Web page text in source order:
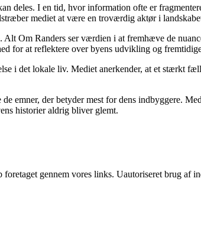
deles. I en tid, hvor information ofte er
mediet at være en troværdig aktør i
Om Randers ser værdien i at fremhæve de
for at reflektere over byens udvikling og
i det lokale liv. Mediet anerkender, at et stærkt
emner, der betyder mest for dens indbyggere.
historier aldrig bliver glemt.
gennem vores links. Uautoriseret brug af